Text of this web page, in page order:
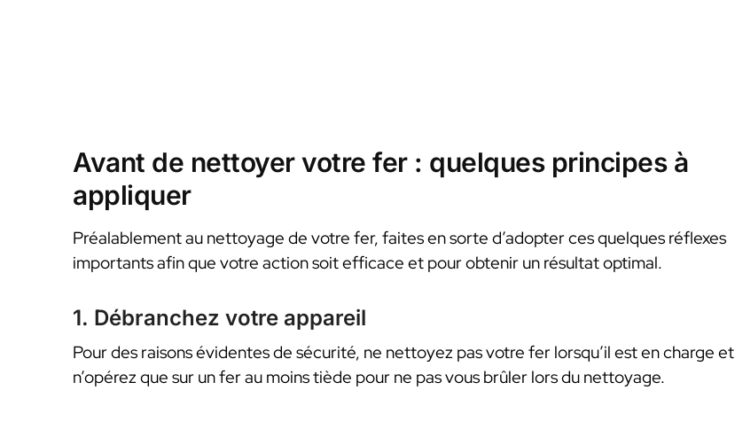
Avant de nettoyer votre fer : quelques principes à
appliquer
Préalablement au nettoyage de votre fer, faites en sorte d’adopter ces quelques réflexes
importants afin que votre action soit efficace et pour obtenir un résultat optimal.
1. Débranchez votre appareil
Pour des raisons évidentes de sécurité, ne nettoyez pas votre fer lorsqu’il est en charge et
n’opérez que sur un fer au moins tiède pour ne pas vous brûler lors du nettoyage.